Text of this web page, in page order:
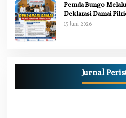
Pemda Bungo
Deklarasi Damai
15 Juni 2026
Jurnal